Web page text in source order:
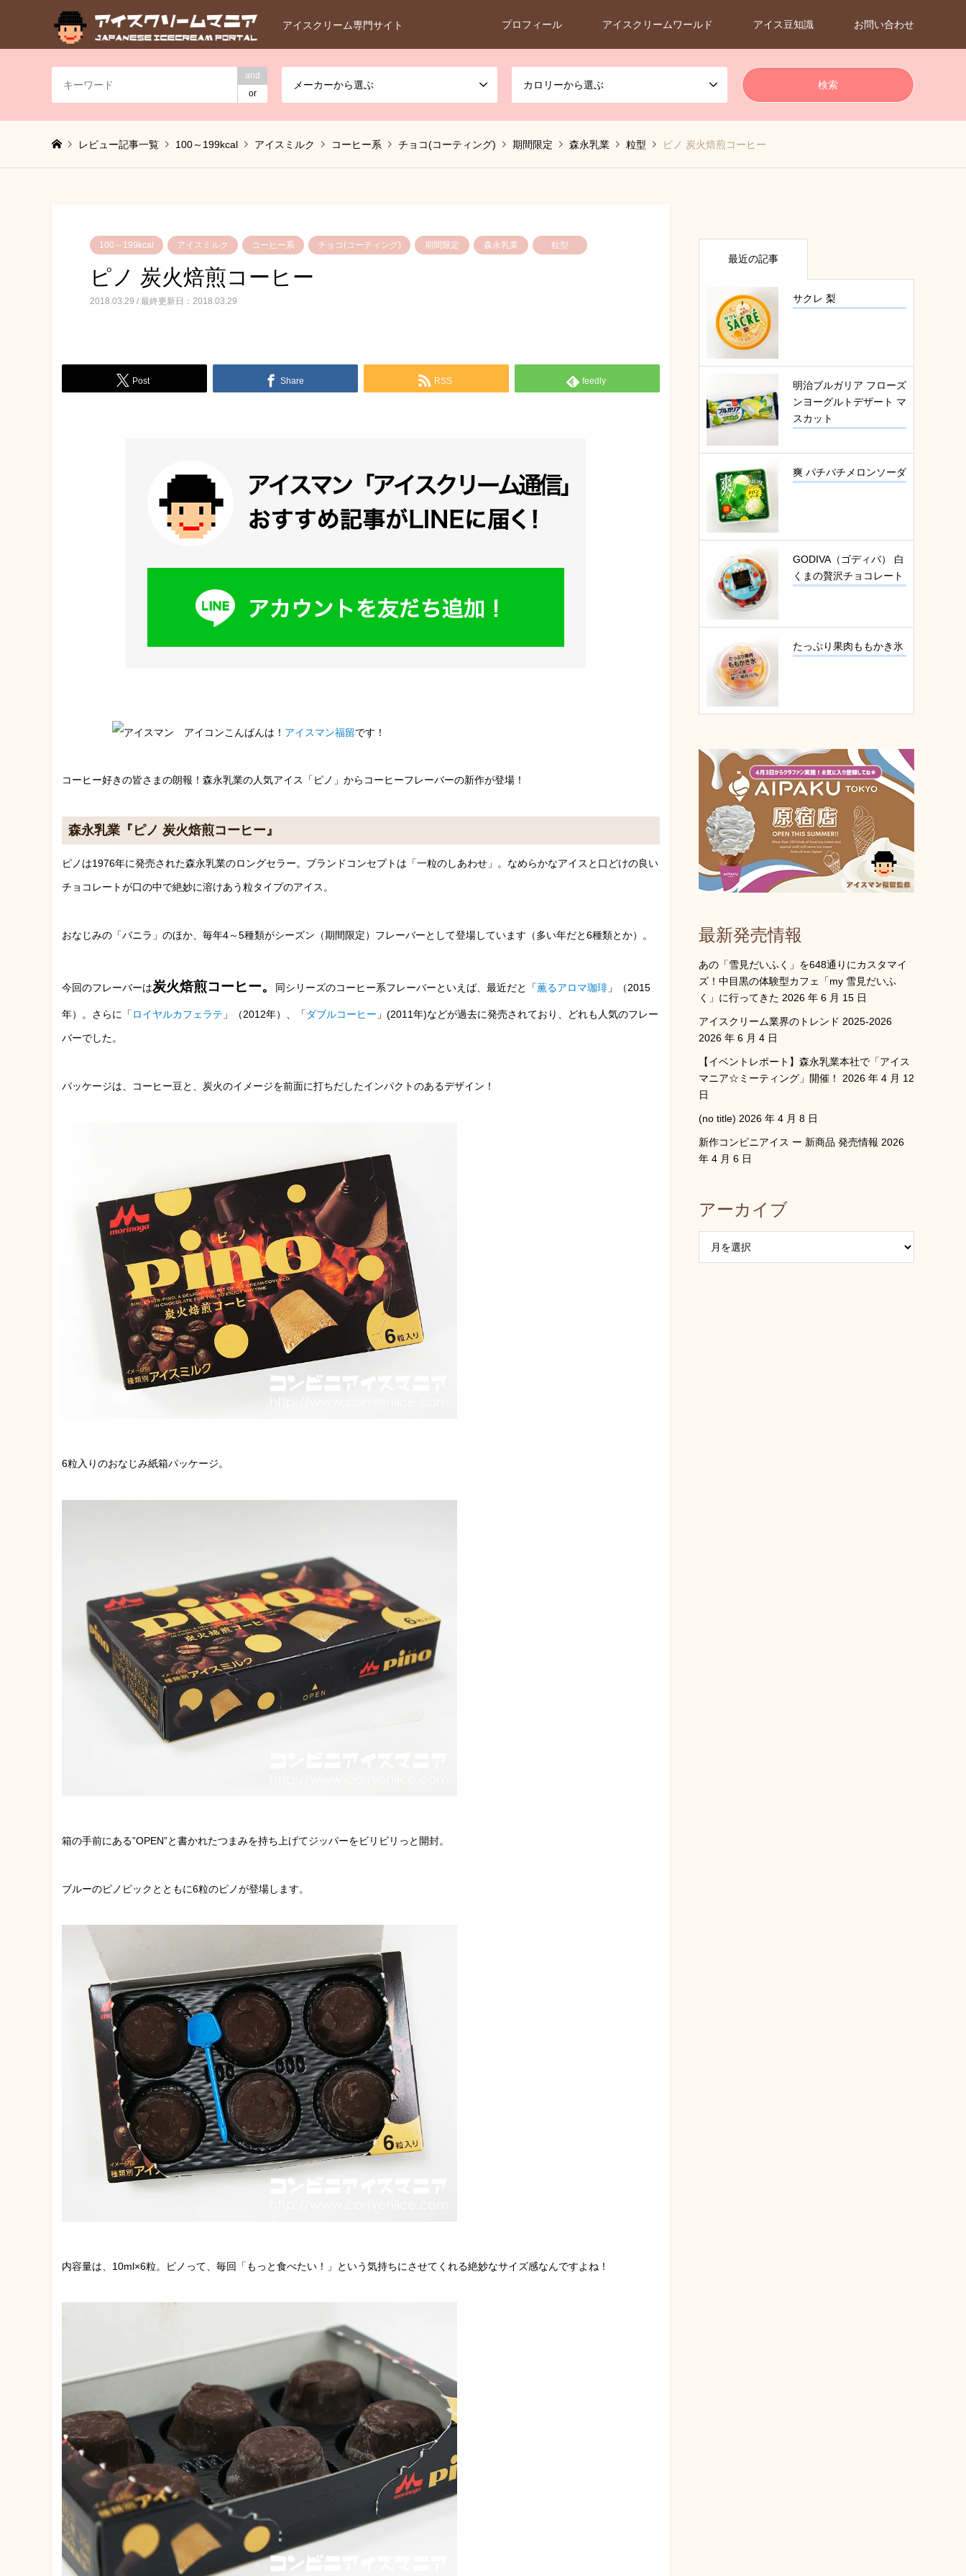
アイスクリーム専門サイト プロフィール アイスクリームワールド アイス豆知識 お問い合わせ
and
or
メーカーから選ぶ カロリーから選ぶ
レビュー記事一覧 100～199kcal アイスミルク コーヒー系 チョコ(コーティング) 期間限定 森永乳業 粒型 ピノ 炭火焙煎コーヒー
100～199kcal アイスミルク コーヒー系 チョコ(コーティング) 期間限定 森永乳業 粒型
ピノ 炭火焙煎コーヒー
2018.03.29 / 最終更新日：2018.03.29
Post Share RSS feedly
こんばんは！ アイスマン福留です！
コーヒー好きの皆さまの朗報！森永乳業の人気アイス「ピノ」からコーヒーフレーバーの新作が登場！
森永乳業『ピノ 炭火焙煎コーヒー』
ピノは1976年に発売された森永乳業のロングセラー。ブランドコンセプトは「一粒のしあわせ」。なめらかなアイスと口どけの良い
チョコレートが口の中で絶妙に溶けあう粒タイプのアイス。
おなじみの「バニラ」のほか、毎年4～5種類がシーズン（期間限定）フレーバーとして登場しています（多い年だと6種類とか）。
今回のフレーバーは炭火焙煎コーヒー。 同シリーズのコーヒー系フレーバーといえば、最近だと「薫るアロマ珈琲 」（2015
年）。さらに「 ロイヤルカフェラテ 」（2012年）、「 ダブルコーヒー 」(2011年)などが過去に発売されており、どれも人気のフレー
バーでした。
パッケージは、コーヒー豆と、炭火のイメージを前面に打ちだしたインパクトのあるデザイン！
6粒入りのおなじみ紙箱パッケージ。
箱の手前にある”OPEN”と書かれたつまみを持ち上げてジッパーをビリビリっと開封。
ブルーのピノピックとともに6粒のピノが登場します。
内容量は、10ml×6粒。ピノって、毎回「もっと食べたい！」という気持ちにさせてくれる絶妙なサイズ感なんですよね！
最近の記事
サクレ 梨
明治ブルガリア フローズ
ンヨーグルトデザート マ
スカット
爽 パチパチメロンソーダ
GODIVA（ゴディバ） 白
くまの贅沢チョコレート
たっぷり果肉ももかき氷
最新発売情報
あの「雪見だいふく」を648通りにカスタマイ
ズ！中目黒の体験型カフェ「my 雪見だいふ
く」に行ってきた 2026 年 6 月 15 日
アイスクリーム業界のトレンド 2025-2026
2026 年 6 月 4 日
【イベントレポート】森永乳業本社で「アイス
マニア☆ミーティング」開催！
2026 年 4 月 12
日
(no title) 2026 年 4 月 8 日
新作コンビニアイス ー 新商品 発売情報 2026
年 4 月 6 日
アーカイブ